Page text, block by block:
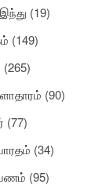
(19)
(149)
(265)
(90)
(77)
(34)
(95)